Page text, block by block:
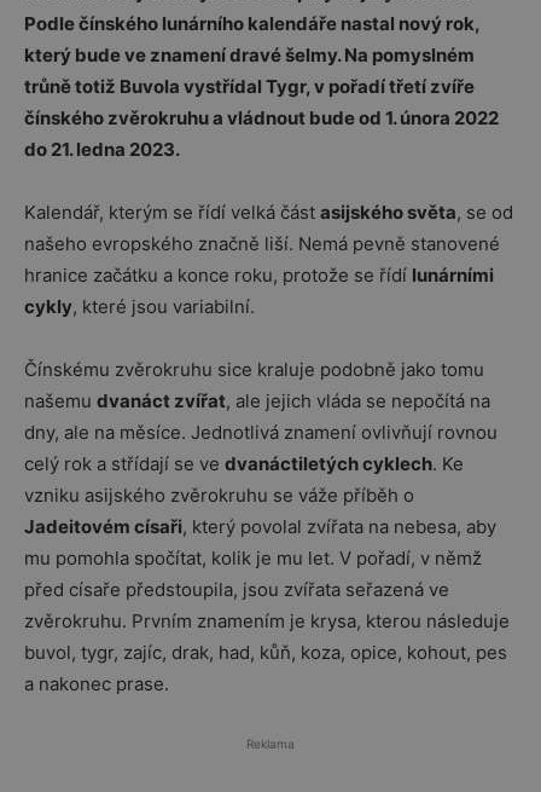
Podle čínského lunárního kalendáře nastal nový rok,
který bude ve znamení dravé šelmy. Na pomyslném
trůně totiž Buvola vystřídal Tygr, v pořadí třetí zvíře
čínského zvěrokruhu a vládnout bude od 1. února 2022
do 21. ledna 2023.
Kalendář, kterým se řídí velká část asijského světa, se od
našeho evropského značně liší. Nemá pevně stanovené
hranice začátku a konce roku, protože se řídí lunárními
cykly, které jsou variabilní.
Čínskému zvěrokruhu sice kraluje podobně jako tomu
našemu dvanáct zvířat, ale jejich vláda se nepočítá na
dny, ale na měsíce. Jednotlivá znamení ovlivňují rovnou
celý rok a střídají se ve dvanáctiletých cyklech. Ke
vzniku asijského zvěrokruhu se váže příběh o
Jadeitovém císaři, který povolal zvířata na nebesa, aby
mu pomohla spočítat, kolik je mu let. V pořadí, v němž
před císaře předstoupila, jsou zvířata seřazená ve
zvěrokruhu. Prvním znamením je krysa, kterou následuje
buvol, tygr, zajíc, drak, had, kůň, koza, opice, kohout, pes
a nakonec prase.
Reklama